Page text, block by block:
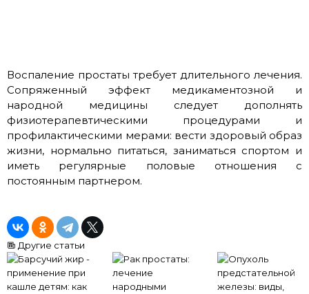
Воспаление простаты требует длительного лечения.
Сопряженный эффект медикаментозной и
народной медицины следует дополнять
физиотерапевтическими процедурами и
профилактическими мерами: вести здоровый образ
жизни, нормально питаться, заниматься спортом и
иметь регулярные половые отношения с
постоянным партнером.
Другие статьи